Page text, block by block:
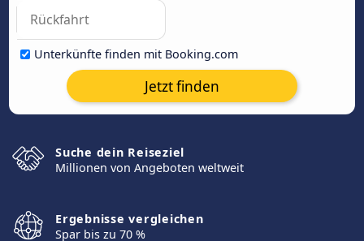
Unterkünfte finden mit Booking.com
Jetzt finden
Suche dein Reiseziel
Millionen von Angeboten weltweit
Ergebnisse vergleichen
Spar bis zu 70 %